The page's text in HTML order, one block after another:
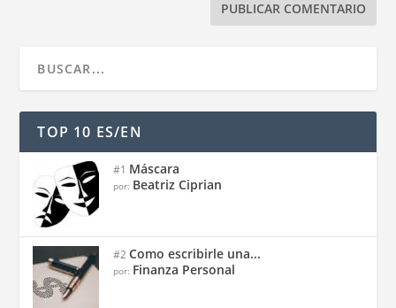
TOP 10 ES/EN
#1 Máscara
por: Beatriz Ciprian
#2Como escribirle una...
por: Finanza Personal